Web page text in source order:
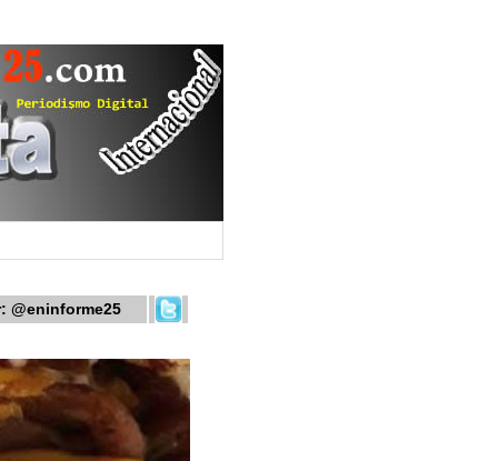
@eninforme25